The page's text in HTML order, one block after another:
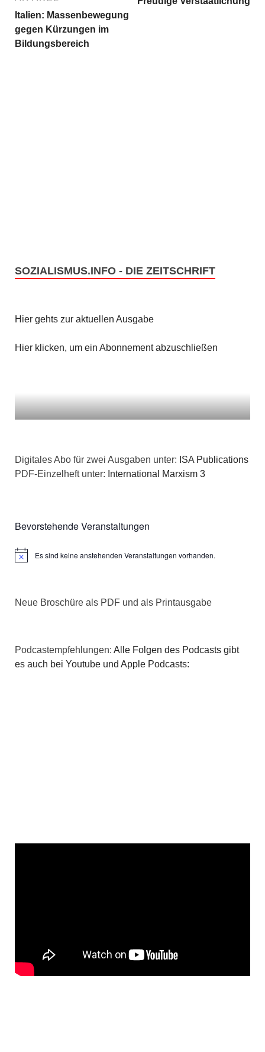
Italien: Massenbewegung
gegen Kürzungen im
Bildungsbereich
SOZIALISMUS.INFO - DIE ZEITSCHRIFT
Hier gehts zur aktuellen Ausgabe
Hier klicken, um ein Abonnement abzuschließen
Digitales Abo für zwei Ausgaben unter: ISA Publications
PDF-Einzelheft unter: International Marxism 3
Bevorstehende Veranstaltungen
HinweisEs sind keine anstehenden Veranstaltungen vorhanden.
Neue Broschüre als PDF und als Printausgabe
Podcastempfehlungen: Alle Folgen des Podcasts gibt
es auch bei Youtube und Apple Podcasts: